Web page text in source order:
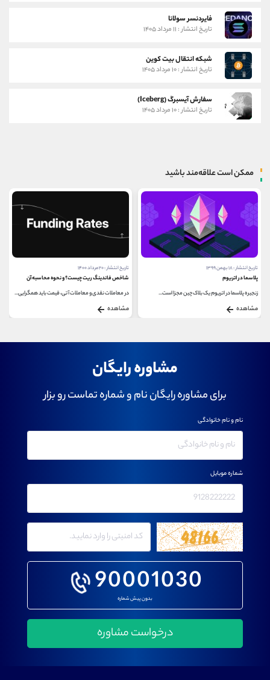
فایردنسر سولانا
تاریخ انتشار : ۱۱ مرداد ۱۴۰۵
شبکه انتقال بیت کوین
تاریخ انتشار : ۱۰ مرداد ۱۴۰۵
سفارش آیسبرگ (Iceberg)
تاریخ انتشار : ۱۰ مرداد ۱۴۰۵
ممکن است علاقه‌مند باشید
تاریخ انتشار : ۱۸ بهمن ۱۳۹۹
پلاسما در اتریوم
زنجیره پلاسما در اتریوم یک بلاک چین مجزا است...
مشاهده
تاریخ انتشار : ۲۰ مرداد ۱۴۰۰
شاخص فاندینگ ریت چیست؟ و نحوه محاسبه آن
در معاملات نقدی و معاملات آتی، قیمت باید همگرایی...
مشاهده
مشاوره رایگان
برای مشاوره رایگان نام و شماره تماست رو بزار
90001030
بدون پیش شماره
نام و نام خانوادگی
شماره موبایل